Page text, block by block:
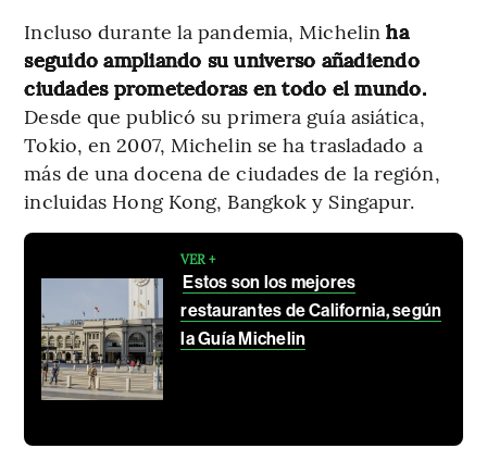
Incluso durante la pandemia, Michelin ha
seguido ampliando su universo añadiendo
ciudades prometedoras en todo el mundo.
Desde que publicó su primera guía asiática,
Tokio, en 2007, Michelin se ha trasladado a
más de una docena de ciudades de la región,
incluidas Hong Kong, Bangkok y Singapur.
VER +
Estos son los mejores
restaurantes de California, según
la Guía Michelin